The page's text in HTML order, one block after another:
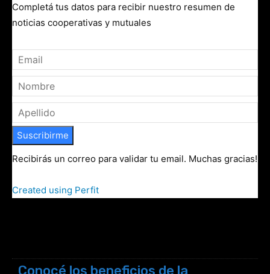
Completá tus datos para recibir nuestro resumen de
noticias cooperativas y mutuales
Suscribirme
Recibirás un correo para validar tu email. Muchas gracias!
Created using Perfit
Conocé los beneficios de la